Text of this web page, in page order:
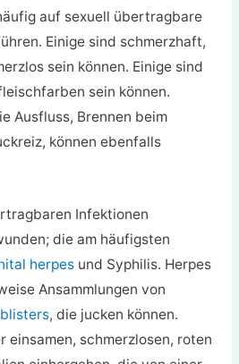
auf sexuell übertragbare
Einige sind schmerzhaft,
sein können. Einige sind
sein können.
Ausfluss, Brennen beim
können ebenfalls
Infektionen
die am häufigsten
herpesund Syphilis. Herpes
Ansammlungen von
blisters, die jucken können.
einsamen, schmerzlosen, roten